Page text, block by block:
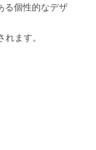
る個性的なデザ
ます。